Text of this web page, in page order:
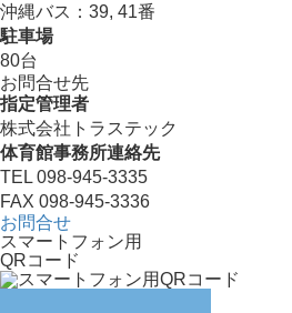
沖縄バス：39, 41番
駐車場
80台
お問合せ先
指定管理者
株式会社トラステック
体育館事務所連絡先
TEL 098-945-3335
FAX 098-945-3336
お問合せ
スマートフォン用
QRコード